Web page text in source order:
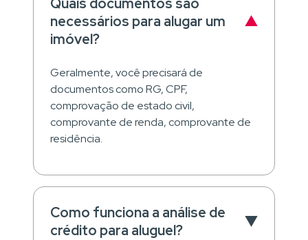
necessários para alugar um
imóvel?
Geralmente, você precisará de
documentos como RG, CPF,
comprovação de estado civil,
comprovante de renda, comprovante de
residência.
Como funciona a análise de
crédito para aluguel?